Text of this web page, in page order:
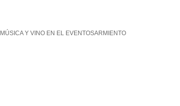
MÚSICA Y VINO EN EL EVENTOSARMIENTO